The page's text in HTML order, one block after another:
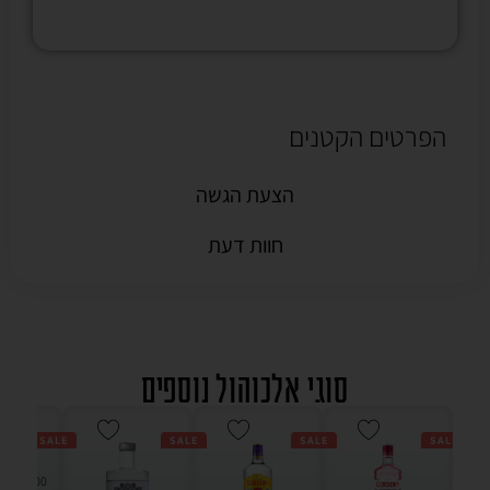
הצעת הגשה
חוות דעת
הפרטים הקטנים
סוגי אלכוהול נוספים
SALE
SALE
SALE
SALE